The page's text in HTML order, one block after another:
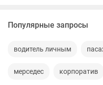
Популярные запросы
водитель личным
мерседес корпоратив